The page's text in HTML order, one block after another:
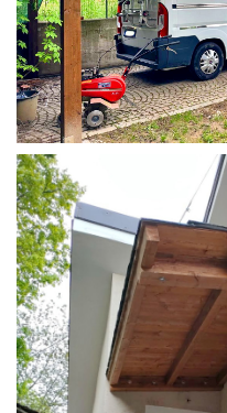
COPERTURA CAMPER